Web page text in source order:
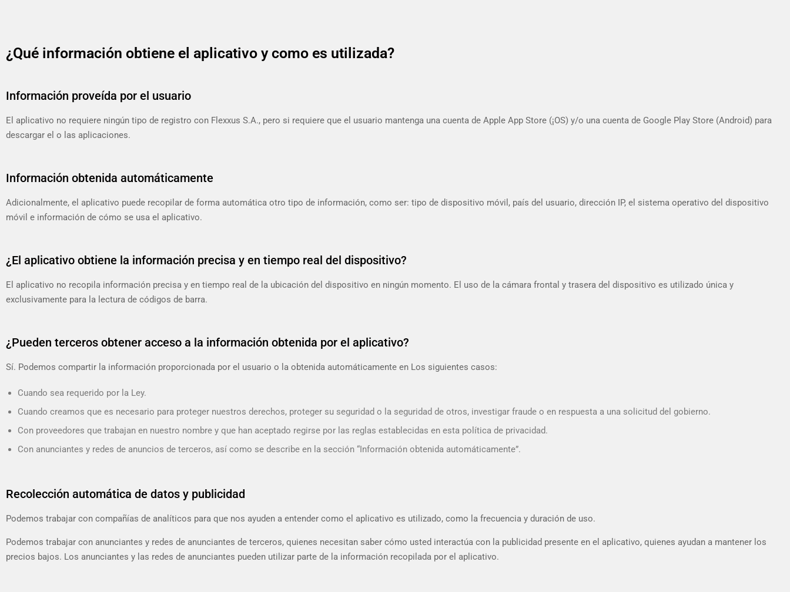
¿Qué información obtiene el aplicativo y como es utilizada?
Información proveída por el usuario
El aplicativo no requiere ningún tipo de registro con Flexxus S.A., pero si requiere que el usuario mantenga una cuenta de Apple App Store (¡OS) y/o una cuenta de Google Play Store (Android) para
descargar el o las aplicaciones.
Información obtenida automáticamente
Adicionalmente, el aplicativo puede recopilar de forma automática otro tipo de información, como ser: tipo de dispositivo móvil, país del usuario, dirección IP, el sistema operativo del dispositivo
móvil e información de cómo se usa el aplicativo.
¿El aplicativo obtiene la información precisa y en tiempo real del dispositivo?
El aplicativo no recopila información precisa y en tiempo real de la ubicación del dispositivo en ningún momento. El uso de la cámara frontal y trasera del dispositivo es utilizado única y
exclusivamente para la lectura de códigos de barra.
¿Pueden terceros obtener acceso a la información obtenida por el aplicativo?
Sí. Podemos compartir la información proporcionada por el usuario o la obtenida automáticamente en Los siguientes casos:
Cuando sea requerido por la Ley.
Cuando creamos que es necesario para proteger nuestros derechos, proteger su seguridad o la seguridad de otros, investigar fraude o en respuesta a una solicitud del gobierno.
Con proveedores que trabajan en nuestro nombre y que han aceptado regirse por las reglas establecidas en esta política de privacidad.
Con anunciantes y redes de anuncios de terceros, así como se describe en la sección “Información obtenida automáticamente”.
Recolección automática de datos y publicidad
Podemos trabajar con compañías de analíticos para que nos ayuden a entender como el aplicativo es utilizado, como la frecuencia y duración de uso.
Podemos trabajar con anunciantes y redes de anunciantes de terceros, quienes necesitan saber cómo usted interactúa con la publicidad presente en el aplicativo, quienes ayudan a mantener los
precios bajos. Los anunciantes y las redes de anunciantes pueden utilizar parte de la información recopilada por el aplicativo.